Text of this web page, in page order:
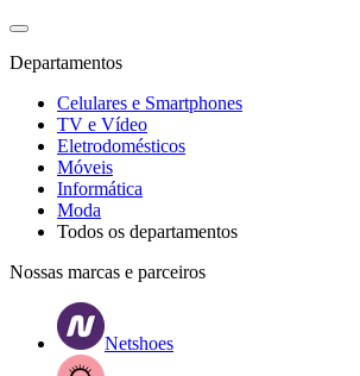
Departamentos
Celulares e Smartphones
TV e Vídeo
Eletrodomésticos
Móveis
Informática
Moda
Todos os departamentos
Nossas marcas e parceiros
Netshoes